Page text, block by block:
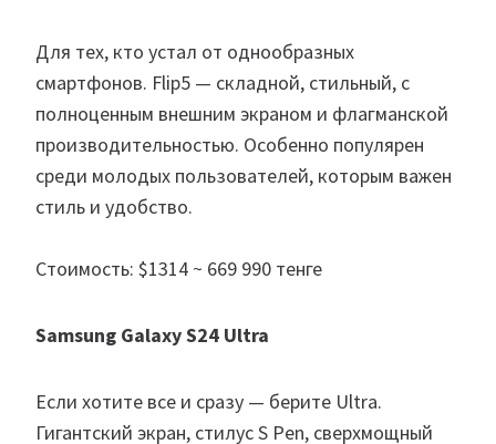
Для тех, кто устал от однообразных
смартфонов. Flip5 — складной, стильный, с
полноценным внешним экраном и флагманской
производительностью. Особенно популярен
среди молодых пользователей, которым важен
стиль и удобство.
Стоимость: $1314 ~ 669 990 тенге
Samsung Galaxy S24 Ultra
Если хотите все и сразу — берите Ultra.
Гигантский экран, стилус S Pen, сверхмощный